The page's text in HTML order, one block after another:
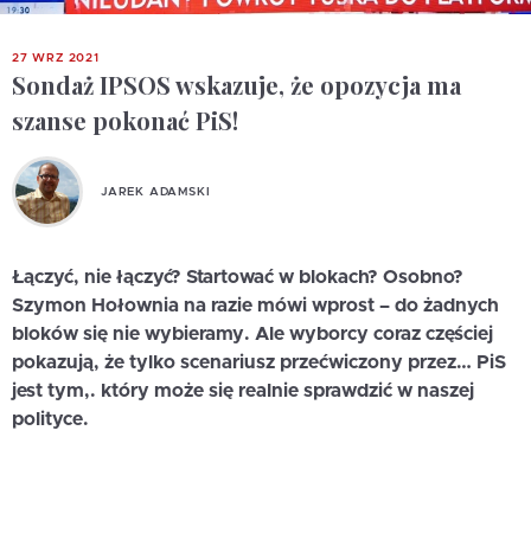
27 WRZ 2021
Sondaż IPSOS wskazuje, że opozycja ma
szanse pokonać PiS!
JAREK ADAMSKI
Łączyć, nie łączyć? Startować w blokach? Osobno?
Szymon Hołownia na razie mówi wprost – do żadnych
bloków się nie wybieramy. Ale wyborcy coraz częściej
pokazują, że tylko scenariusz przećwiczony przez… PiS
jest tym,. który może się realnie sprawdzić w naszej
polityce.